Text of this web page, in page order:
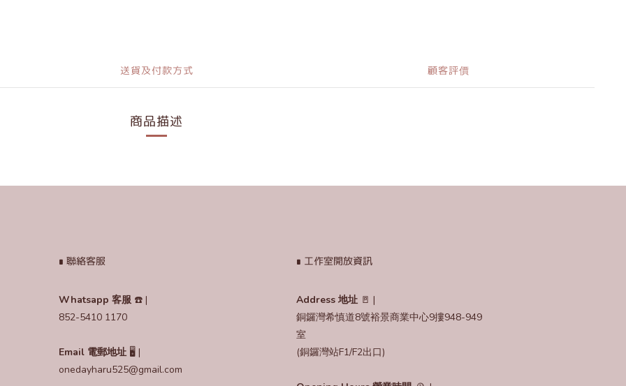
送貨及付款方式 顧客評價
商品描述
∎ 聯絡客服
Whatsapp 客服 ☎️ |
852-5410 1170
Email 電郵地址 🖥️ |
onedayharu525@gmail.com
∎ 工作室開放資訊
Address 地址 🚪 |
銅鑼灣希慎道8號裕景商業中心9摟948-949
室
(銅鑼灣站F1/F2出口)